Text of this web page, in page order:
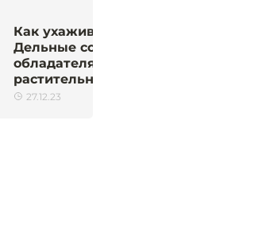
Как ухаживать за бородой?
Дельные советы
обладателям
растительности на лице
27.12.23